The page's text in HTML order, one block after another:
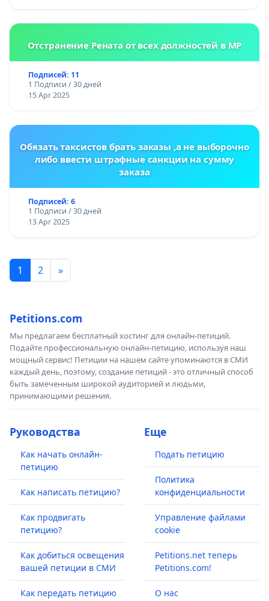
Отстранение Рената от всех должностей в МР
Подписей: 11
1 Подписи / 30 дней
15 Apr 2025
Обязать таксистов брать заказы ,а не выборочно
либо ввести штрафные санкции на сумму
заказа
Подписей: 6
1 Подписи / 30 дней
13 Apr 2025
1 2 »
Petitions.com
Мы предлагаем бесплатный хостинг для онлайн-петиций.
Подайте профессиональную онлайн-петицию, используя наш
мощный сервис! Петиции на нашем сайте упоминаются в СМИ
каждый день, поэтому, создание петиций - это отличный способ
быть замеченным широкой аудиторией и людьми,
принимающими решения.
Руководства
Как начать онлайн-
петицию
Как написать петицию?
Как продвигать
петицию?
Как добиться освещения
вашей петиции в СМИ
Как передать петицию
Еще
Подать петицию
Политика
конфиденциальности
Управление файлами
cookie
Petitions.net теперь
Petitions.com!
О нас